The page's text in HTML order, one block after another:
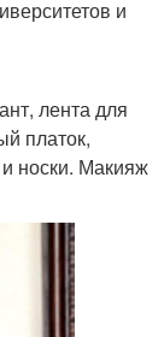
и
лента для
платок,
носки. Макияж